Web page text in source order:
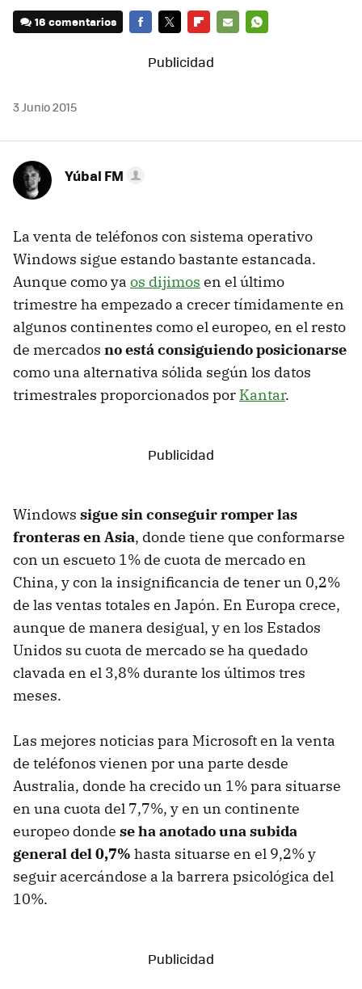
16 comentarios
3 Junio 2015
Yúbal FM
La venta de teléfonos con sistema operativo
Windows sigue estando bastante estancada.
Aunque como ya os dijimos en el último
trimestre ha empezado a crecer tímidamente en
algunos continentes como el europeo, en el resto
de mercados no está consiguiendo posicionarse
como una alternativa sólida según los datos
trimestrales proporcionados por Kantar.
Windows sigue sin conseguir romper las
fronteras en Asia, donde tiene que conformarse
con un escueto 1% de cuota de mercado en
China, y con la insignificancia de tener un 0,2%
de las ventas totales en Japón. En Europa crece,
aunque de manera desigual, y en los Estados
Unidos su cuota de mercado se ha quedado
clavada en el 3,8% durante los últimos tres
meses.
Las mejores noticias para Microsoft en la venta
de teléfonos vienen por una parte desde
Australia, donde ha crecido un 1% para situarse
en una cuota del 7,7%, y en un continente
europeo donde se ha anotado una subida
general del 0,7% hasta situarse en el 9,2% y
seguir acercándose a la barrera psicológica del
10%.